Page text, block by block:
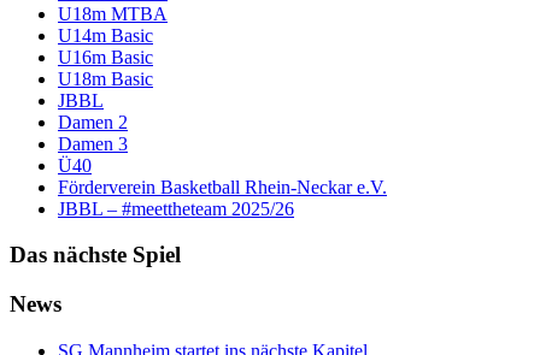
U18m MTBA
U14m Basic
U16m Basic
U18m Basic
JBBL
Damen 2
Damen 3
Ü40
Förderverein Basketball Rhein-Neckar e.V.
JBBL – #meettheteam 2025/26
Das nächste Spiel
News
SG Mannheim startet ins nächste Kapitel